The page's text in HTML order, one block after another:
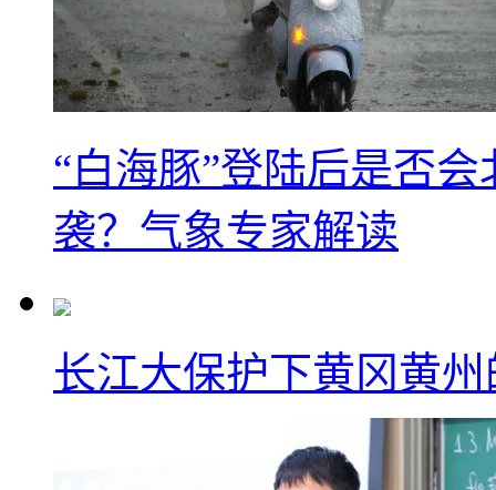
“白海豚”登陆后是否
袭？气象专家解读
长江大保护下黄冈黄